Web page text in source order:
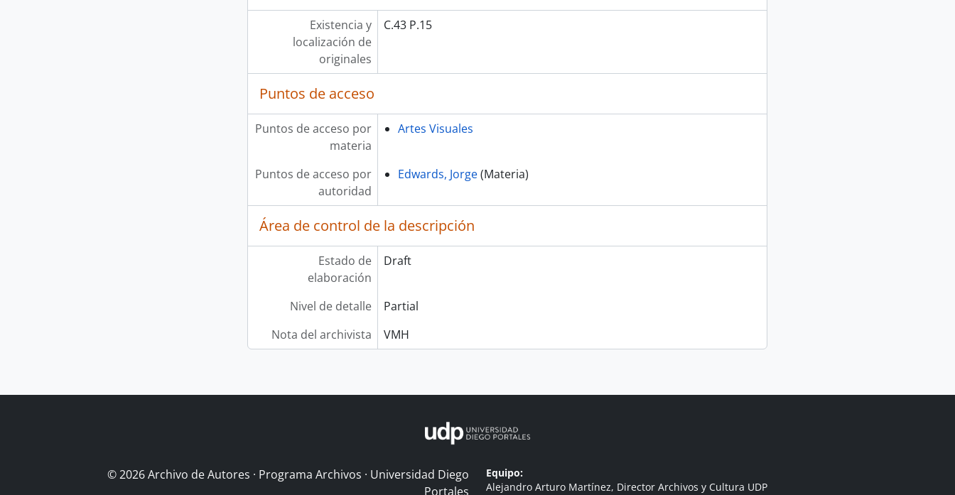
Existencia y
localización de
originales
C.43 P.15
Puntos de acceso
Puntos de acceso por
materia
Artes Visuales
Puntos de acceso por
autoridad
Edwards, Jorge(Materia)
Área de control de la descripción
Estado de
elaboración
Draft
Nivel de detalle
Partial
Nota del archivista
VMH
© 2026 Archivo de Autores · Programa Archivos · Universidad Diego
Portales
Equipo:
Alejandro Arturo Martínez, Director Archivos y Cultura UDP